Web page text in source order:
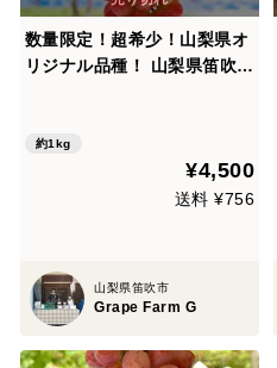
数量限定！超希少！山梨県オ
リジナル品種！ 山梨県笛吹市
約1kg
¥4,500
送料 ¥756
山梨県笛吹市
Grape Farm G